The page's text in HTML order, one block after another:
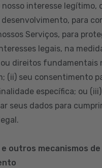
nosso interesse legítimo,
desenvolvimento, para
Serviços, para
legais, na
direitos fundamentais
(ii) seu consentimento
específica; ou
seus dados para
e outros mecanismos de